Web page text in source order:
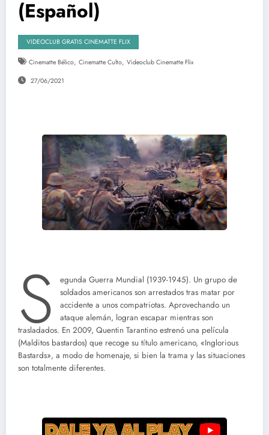
(Español)
VIDEOCLUB GRATIS CINEMATTE FLIX
Cinematte Bélico, Cinematte Culto, Videoclub Cinematte Flix
27/06/2021
S
egunda Guerra Mundial (1939-1945). Un grupo de
soldados americanos son arrestados tras matar por
accidente a unos compatriotas. Aprovechando un
ataque alemán, logran escapar mientras son
trasladados. En 2009, Quentin Tarantino estrenó una película
(Malditos bastardos) que recoge su título americano, «Inglorious
Bastards», a modo de homenaje, si bien la trama y las situaciones
son totalmente diferentes.